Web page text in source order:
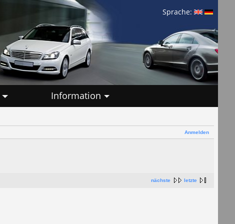
Sprache:
Information
Anmelden
nächste letzte